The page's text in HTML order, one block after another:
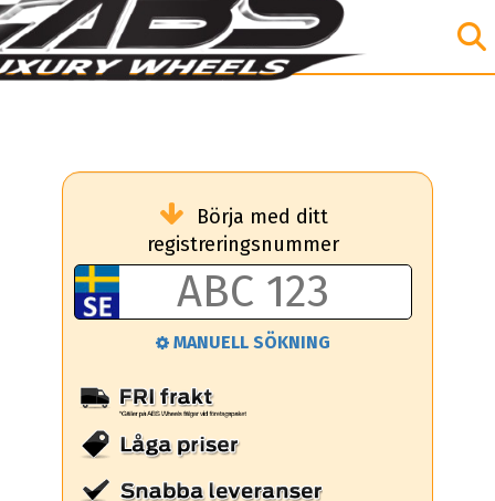
Börja med ditt
registreringsnummer
MANUELL SÖKNING